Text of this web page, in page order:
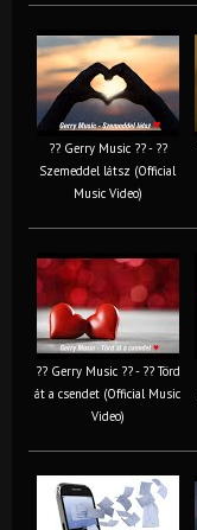
?? Gerry Music ?? - ??
Szemeddel látsz (Official
Music Video)
?? Gerry Music ?? - ?? Törd
át a csendet (Official Music
Video)